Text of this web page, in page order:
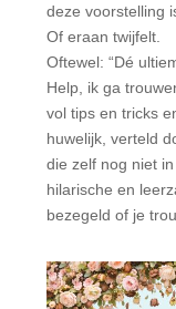
deze voorstelling
Of eraan twijfelt.
Oftewel: “Dé
Help, ik ga
vol tips en tricks
huwelijk, verteld
die zelf nog niet
hilarische en
bezegeld of je